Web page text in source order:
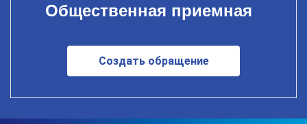
Общественная приемная
Создать обращение